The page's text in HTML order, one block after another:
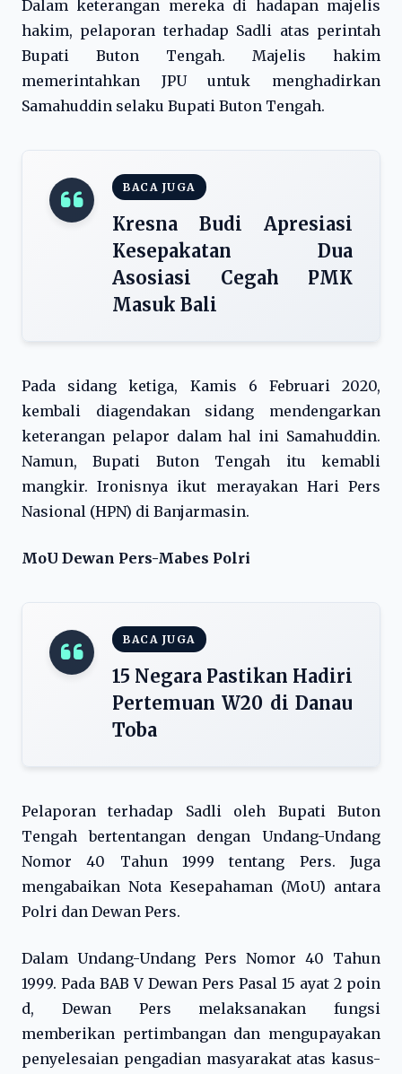
Dalam keterangan mereka di hadapan majelis
hakim, pelaporan terhadap Sadli atas perintah
Bupati Buton Tengah. Majelis hakim
memerintahkan JPU untuk menghadirkan
Samahuddin selaku Bupati Buton Tengah.
BACA JUGA
Kresna Budi Apresiasi
Kesepakatan Dua
Asosiasi Cegah PMK
Masuk Bali
Pada sidang ketiga, Kamis 6 Februari 2020,
kembali diagendakan sidang mendengarkan
keterangan pelapor dalam hal ini Samahuddin.
Namun, Bupati Buton Tengah itu kemabli
mangkir. Ironisnya ikut merayakan Hari Pers
Nasional (HPN) di Banjarmasin.
MoU Dewan Pers-Mabes Polri
BACA JUGA
15 Negara Pastikan Hadiri
Pertemuan W20 di Danau
Toba
Pelaporan terhadap Sadli oleh Bupati Buton
Tengah bertentangan dengan Undang-Undang
Nomor 40 Tahun 1999 tentang Pers. Juga
mengabaikan Nota Kesepahaman (MoU) antara
Polri dan Dewan Pers.
Dalam Undang-Undang Pers Nomor 40 Tahun
1999. Pada BAB V Dewan Pers Pasal 15 ayat 2 poin
d, Dewan Pers melaksanakan fungsi
memberikan pertimbangan dan mengupayakan
penyelesaian pengadian masyarakat atas kasus-